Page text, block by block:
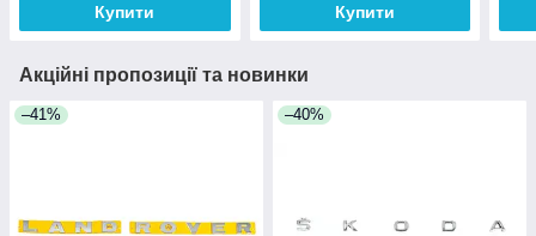
Купити Купити
Акційні пропозиції та новинки
–41% –40%